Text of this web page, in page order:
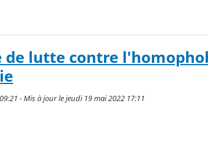
lutte contre
- Mis à jour le jeudi 19 mai 2022 17:11